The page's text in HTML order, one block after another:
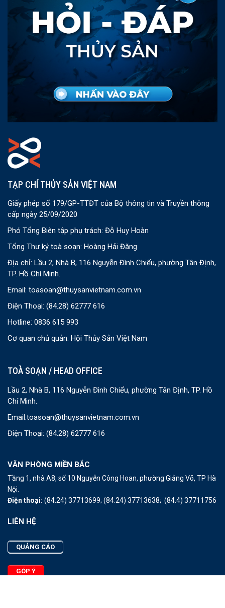
TẠP CHÍ THỦY SẢN VIỆT NAM
Giấy phép số 179/GP-TTĐT của Bộ thông tin và Truyền thông
cấp ngày 25/09/2020
Phó Tổng Biên tập phụ trách: Đỗ Huy Hoàn
Tổng Thư ký toà soạn: Hoàng Hải Đăng
Địa chỉ: Lầu 2, Nhà B, 116 Nguyễn Đình Chiểu, phường Tân Định,
TP. Hồ Chí Minh.
Email: toasoan@thuysanvietnam.com.vn
Điện Thoại: (84.28) 62777 616
Hotline: 0836 615 993
Cơ quan chủ quản: Hội Thủy Sản Việt Nam
TOÀ SOẠN / HEAD OFFICE
Lầu 2, Nhà B, 116 Nguyễn Đình Chiểu, phường Tân Định, TP. Hồ
Chí Minh.
Email:toasoan@thuysanvietnam.com.vn
Điện Thoại: (84.28) 62777 616
VĂN PHÒNG MIỀN BẮC
Tầng 1, nhà A8, số 10 Nguyễn Công Hoan, phường Giảng Võ, TP Hà
Nội.
Điện thoại: (84.24) 37713699; (84.24) 37713638; (84.4) 37711756
LIÊN HỆ
QUẢNG CÁO
GÓP Ý